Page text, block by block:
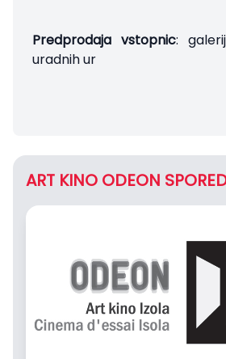
Predprodaja vstopnic:
uradnih ur
ART KINO ODEON